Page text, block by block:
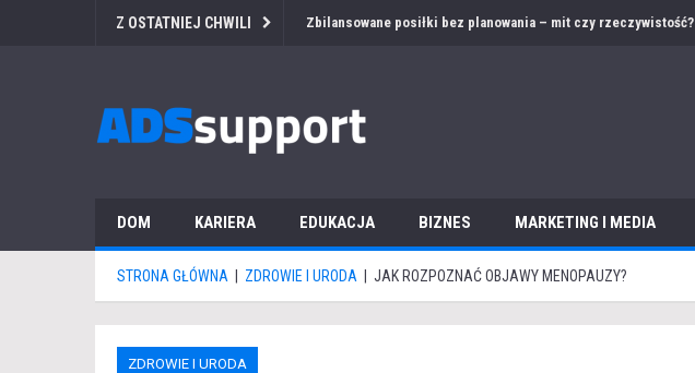
Z OSTATNIEJ CHWILI Zbilansowane posiłki bez planowania – mit czy rzeczywistość?
DOM KARIERA EDUKACJA BIZNES MARKETING I MEDIA
STRONA GŁÓWNA ZDROWIE I URODA JAK ROZPOZNAĆ OBJAWY MENOPAUZY?
ZDROWIE I URODA